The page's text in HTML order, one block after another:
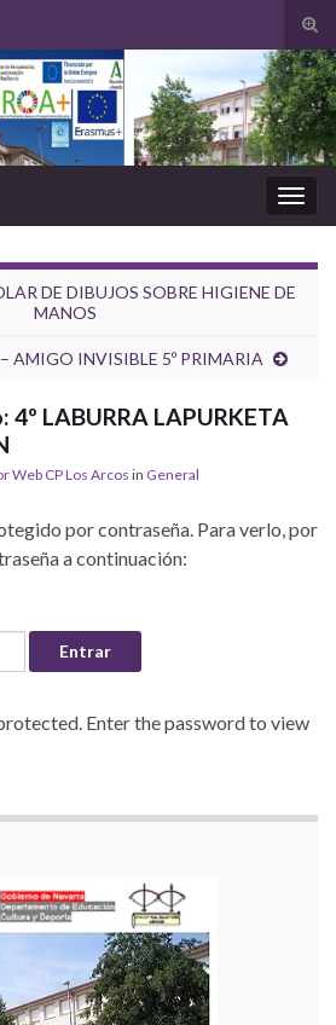
DE DIBUJOS SOBRE HIGIENE DE
MANOS
AMIGO INVISIBLE 5º PRIMARIA
LABURRA LAPURKETA
Web CP Los Arcos in General
por contraseña. Para verlo, por
a continuación:
Enter the password to view